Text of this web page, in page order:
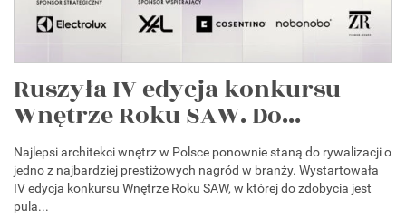
Ruszyła IV edycja konkursu
Wnętrze Roku SAW. Do...
Najlepsi architekci wnętrz w Polsce ponownie staną do rywalizacji o
jedno z najbardziej prestiżowych nagród w branży. Wystartowała
IV edycja konkursu Wnętrze Roku SAW, w której do zdobycia jest
pula...